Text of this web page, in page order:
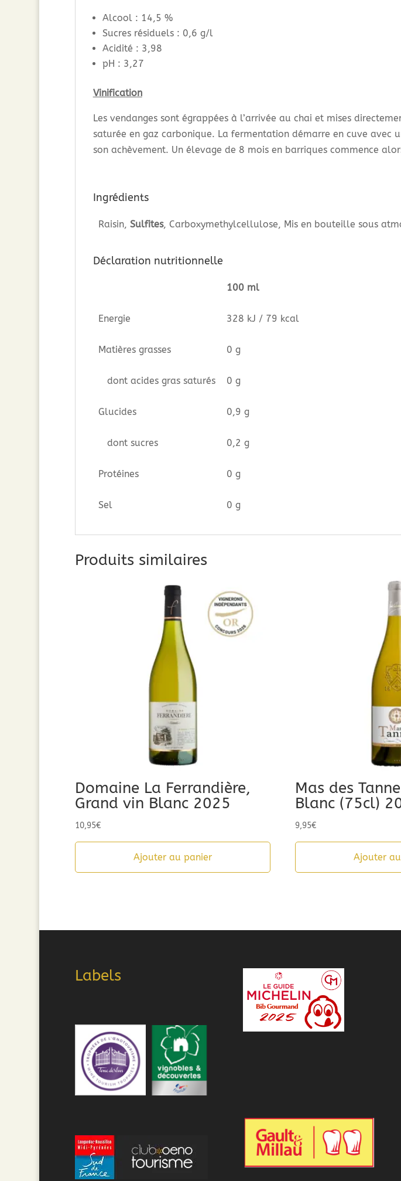
Alcool : 14,5 %
Sucres résiduels : 0,6 g/l
Acidité : 3,98
pH : 3,27
Vinification
Les vendanges sont égrappées à l’arrivée au chai et mises
saturée en gaz carbonique. La fermentation démarre en cuve avec
son achèvement. Un élevage de 8 mois en barriques commence
Ingrédients
Raisin,Sulfites, Carboxymethylcellulose, Mis en bouteille sous
Déclaration nutritionnelle
100 ml
Energie 328 kJ / 79 kcal
Matières grasses 0 g
dont acides gras saturés 0 g
Glucides 0,9 g
dont sucres 0,2 g
Protéines 0 g
Sel 0 g
Produits similaires
Domaine La Ferrandière,
Grand vin Blanc 2025
10,95€
Ajouter au panier
Mas des
Blanc (75cl)
9,95€
Ajouter
Labels